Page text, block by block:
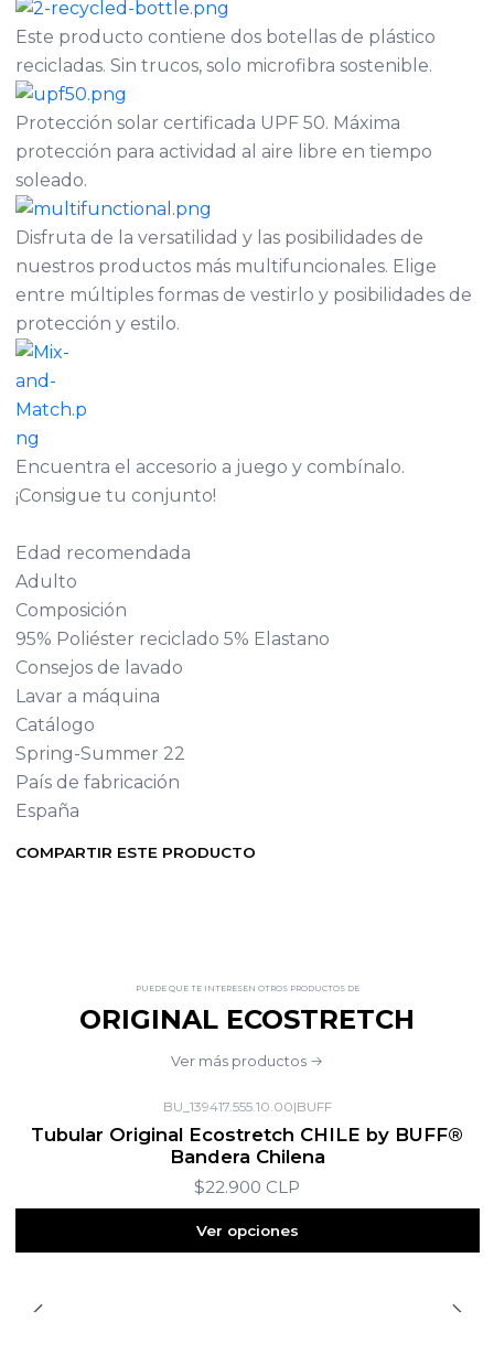
Este producto contiene dos botellas de plástico
recicladas. Sin trucos, solo microfibra sostenible.
Protección solar certificada UPF 50. Máxima
protección para actividad al aire libre en tiempo
soleado.
Disfruta de la versatilidad y las posibilidades de
nuestros productos más multifuncionales. Elige
entre múltiples formas de vestirlo y posibilidades de
protección y estilo.
Encuentra el accesorio a juego y combínalo.
¡Consigue tu conjunto!
Edad recomendada
Adulto
Composición
95% Poliéster reciclado 5% Elastano
Consejos de lavado
Lavar a máquina
Catálogo
Spring-Summer 22
País de fabricación
España
COMPARTIR ESTE PRODUCTO
PUEDE QUE TE INTERESEN OTROS PRODUCTOS DE
ORIGINAL ECOSTRETCH
Ver más productos
BU_139417.555.10.00|BUFF
Tubular Original Ecostretch CHILE by BUFF®
Bandera Chilena
$22.900 CLP
Ver opciones